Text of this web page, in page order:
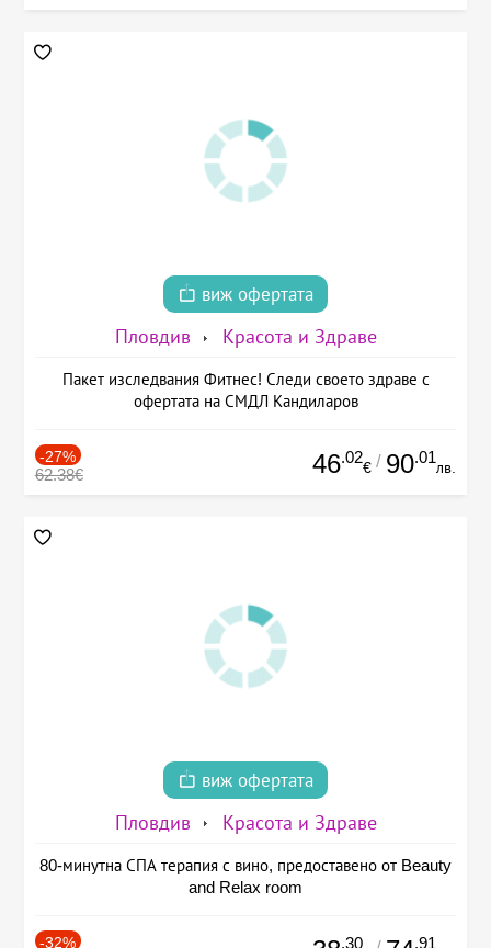
виж офертата
Пловдив Красота и Здраве
Пакет изследвания Фитнес! Следи своето здраве с
офертата на СМДЛ Кандиларов
-27%
62.38€ 46.02
€ / 90.01
лв.
виж офертата
Пловдив Красота и Здраве
80-минутна СПА терапия с вино, предоставено от Beauty
and Relax room
-32% .30 .91